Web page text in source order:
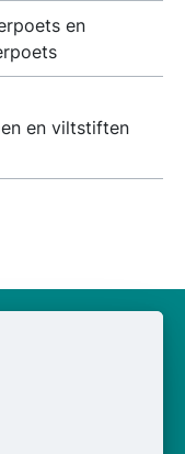
en
en viltstiften